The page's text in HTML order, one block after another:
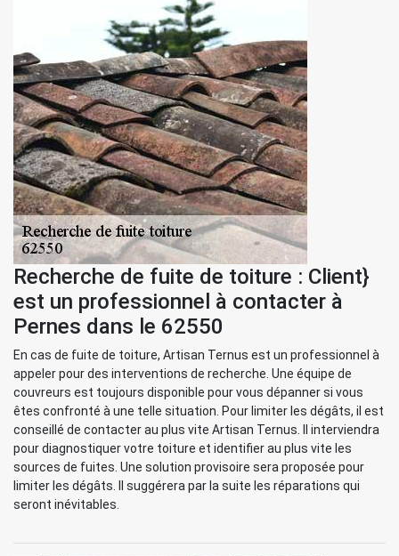
Recherche de fuite de toiture : Client}
est un professionnel à contacter à
Pernes dans le 62550
En cas de fuite de toiture, Artisan Ternus est un professionnel à
appeler pour des interventions de recherche. Une équipe de
couvreurs est toujours disponible pour vous dépanner si vous
êtes confronté à une telle situation. Pour limiter les dégâts, il est
conseillé de contacter au plus vite Artisan Ternus. Il interviendra
pour diagnostiquer votre toiture et identifier au plus vite les
sources de fuites. Une solution provisoire sera proposée pour
limiter les dégâts. Il suggérera par la suite les réparations qui
seront inévitables.